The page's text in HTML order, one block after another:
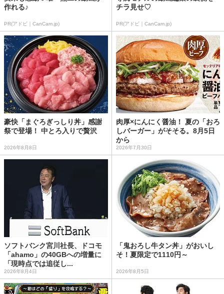
作れる♪
PR(アドビ｜CanCam.jp)
チラ見せ♡
PR(アドビ｜CanCam.jp)
豪快「まぐろぎっしり丼」感謝
祭で登場！ 中とろ入りで贅沢
2026年8月8日
肉厚×にんにく醤油！ 夏の「おろ
しバーガー」がそそる。8月5日
から
2026年7月30日
ソフトバンク宮川社長、ドコモ
「ahamo」の40GBへの増量に
「現時点では追従し...
2026年8月4日
「鬼おろし牛タン丼」がおいし
そ！夏限定で1110円～
2026年8月5日